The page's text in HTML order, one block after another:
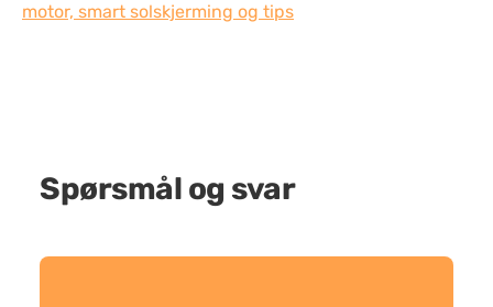
motor, smart solskjerming og tips
Spørsmål og svar